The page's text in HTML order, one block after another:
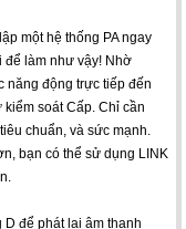
một hệ thống PA ngay
để làm như vậy! Nhờ
năng động trực tiếp đến
soát Cấp. Chỉ cần
chuẩn, và sức mạnh.
bạn có thể sử dụng LINK
D để phát lại âm thanh